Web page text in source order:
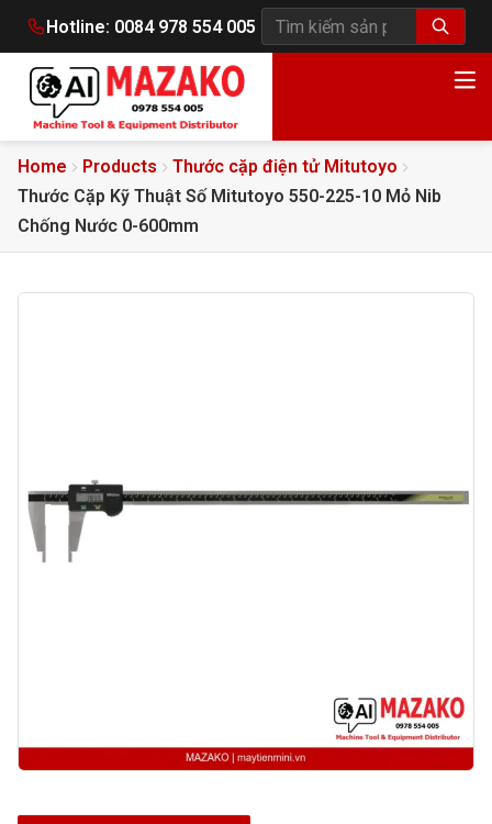
Hotline: 0084 978 554 005
Tìm kiếm sản phẩm
Home Products
Thước cặp điện tử Mitutoyo
Thước Cặp Kỹ Thuật Số Mitutoyo 550-225-10 Mỏ Nib
Chống Nước 0-600mm